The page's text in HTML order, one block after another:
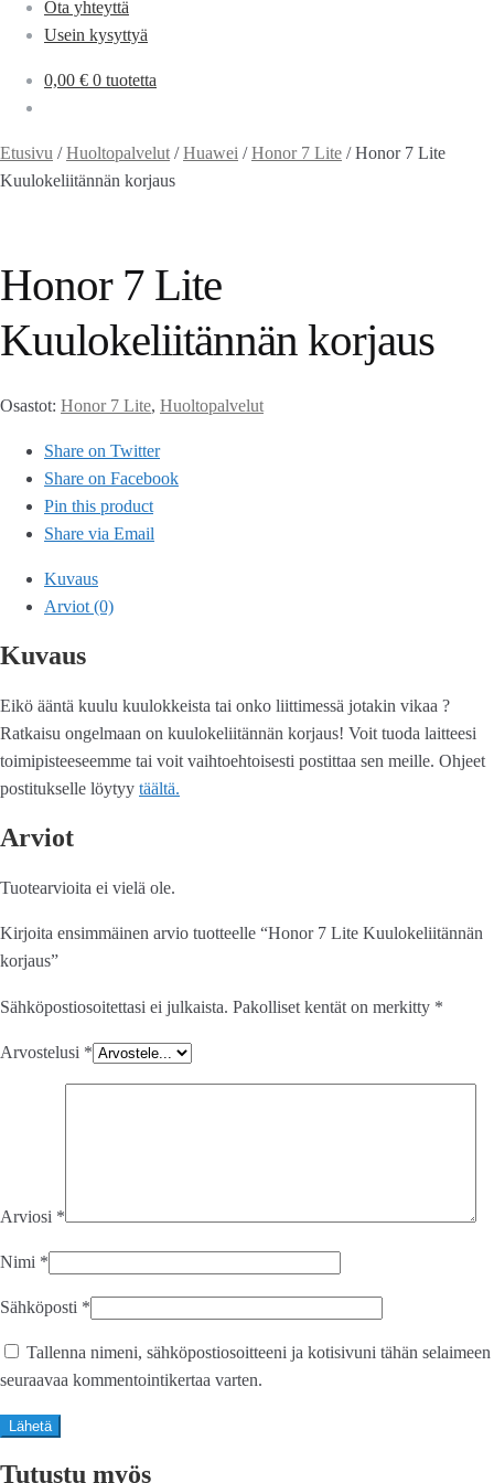
Ota yhteyttä
Usein kysyttyä
0,00 € 0 tuotetta
Etusivu /Huoltopalvelut /Huawei /Honor 7 Lite /Honor 7 Lite
Kuulokeliitännän korjaus
Honor 7 Lite
Kuulokeliitännän korjaus
Osastot: Honor 7 Lite, Huoltopalvelut
Share on Twitter
Share on Facebook
Pin this product
Share via Email
Kuvaus
Arviot (0)
Kuvaus
Eikö ääntä kuulu kuulokkeista tai onko liittimessä jotakin vikaa ?
Ratkaisu ongelmaan on kuulokeliitännän korjaus! Voit tuoda laitteesi
toimipisteeseemme tai voit vaihtoehtoisesti postittaa sen meille. Ohjeet
postitukselle löytyy täältä.
Arviot
Tuotearvioita ei vielä ole.
Kirjoita ensimmäinen arvio tuotteelle “Honor 7 Lite Kuulokeliitännän
korjaus”
Sähköpostiosoitettasi ei julkaista. Pakolliset kentät on merkitty *
Arvostelusi *
Arviosi *
Nimi *
Sähköposti *
Tallenna nimeni, sähköpostiosoitteeni ja kotisivuni tähän selaimeen
seuraavaa kommentointikertaa varten.
Tutustu myös